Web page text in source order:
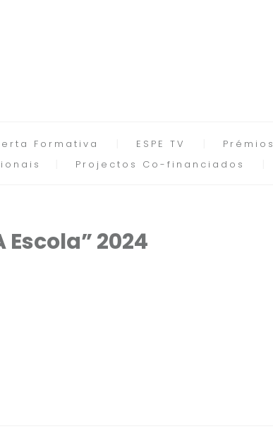
Formativa ESPE TV Prémios
Projectos Co-financiados
2024